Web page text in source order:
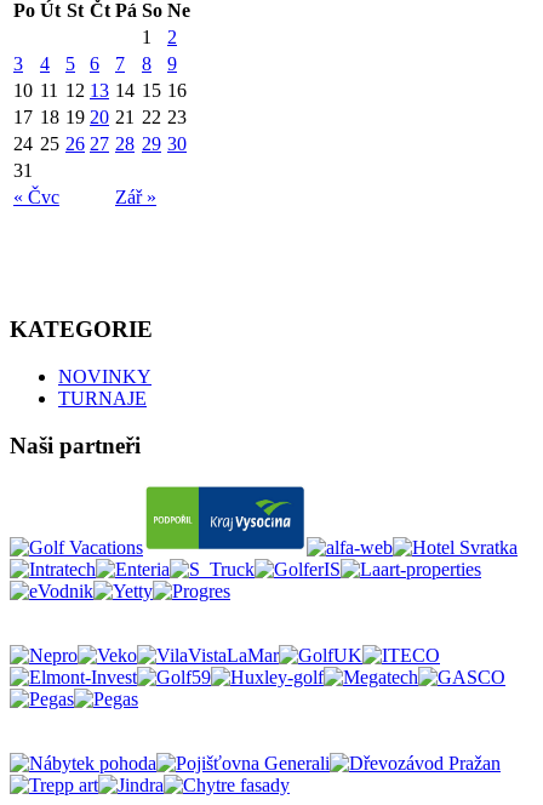
Po Út St Čt Pá So Ne
« Čvc Zář »
1
2
3
4 5 6 7 8
9
10 11 12 13 14 15 16
17 18 19 20 21 22 23
24 25 26 27 28 29 30
31
KATEGORIE
NOVINKY
TURNAJE
Naši partneři